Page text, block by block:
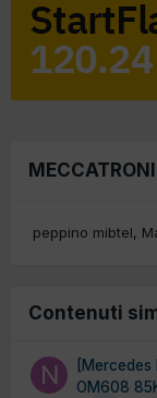
peppino mibtel
Contenuti
OM608